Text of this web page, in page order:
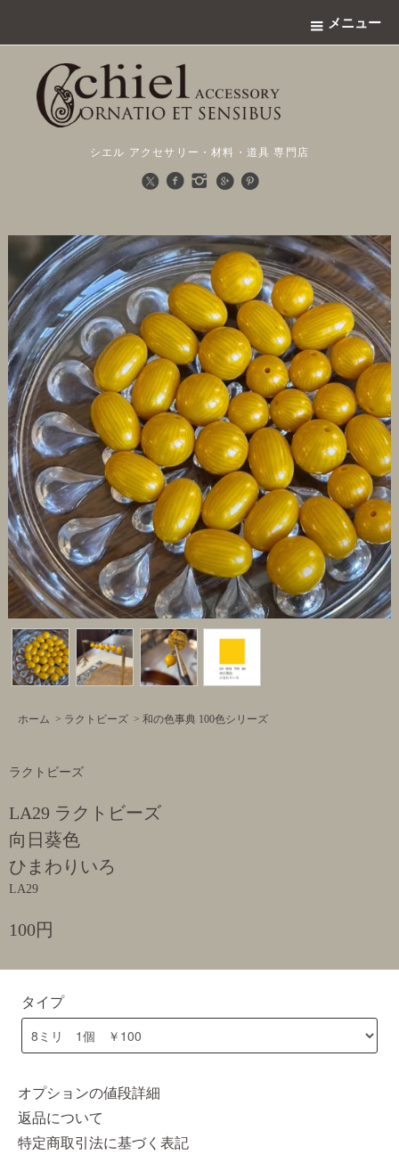
メニュー
シエル アクセサリー・材料・道具 専門店
ホーム > ラクトビーズ > 和の色事典 100色シリーズ
ラクトビーズ
LA29 ラクトビーズ
向日葵色
ひまわりいろ
LA29
100円
タイプ
オプションの値段詳細
返品について
特定商取引法に基づく表記